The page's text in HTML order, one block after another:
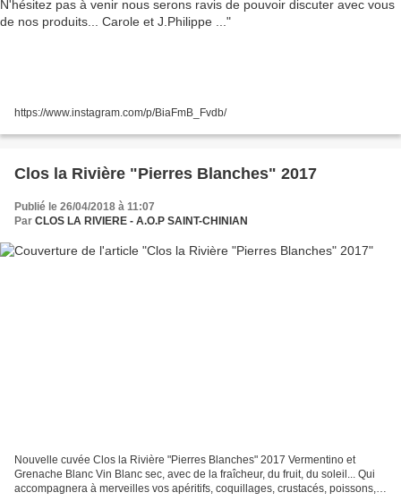
produits... Carole et J.Philippe ...
https://www.instagram.com/p/BiaFmB_Fvdb/
Clos la Rivière "Pierres Blanches" 2017
Publié le 26/04/2018 à 11:07
Par CLOS LA RIVIERE - A.O.P SAINT-CHINIAN
Nouvelle cuvée Clos la Rivière "Pierres Blanches" 2017 Vermentino et
Grenache Blanc Vin Blanc sec, avec de la fraîcheur, du fruit, du soleil... Qui
accompagnera à merveilles vos apéritifs, coquillages, crustacés, poissons,